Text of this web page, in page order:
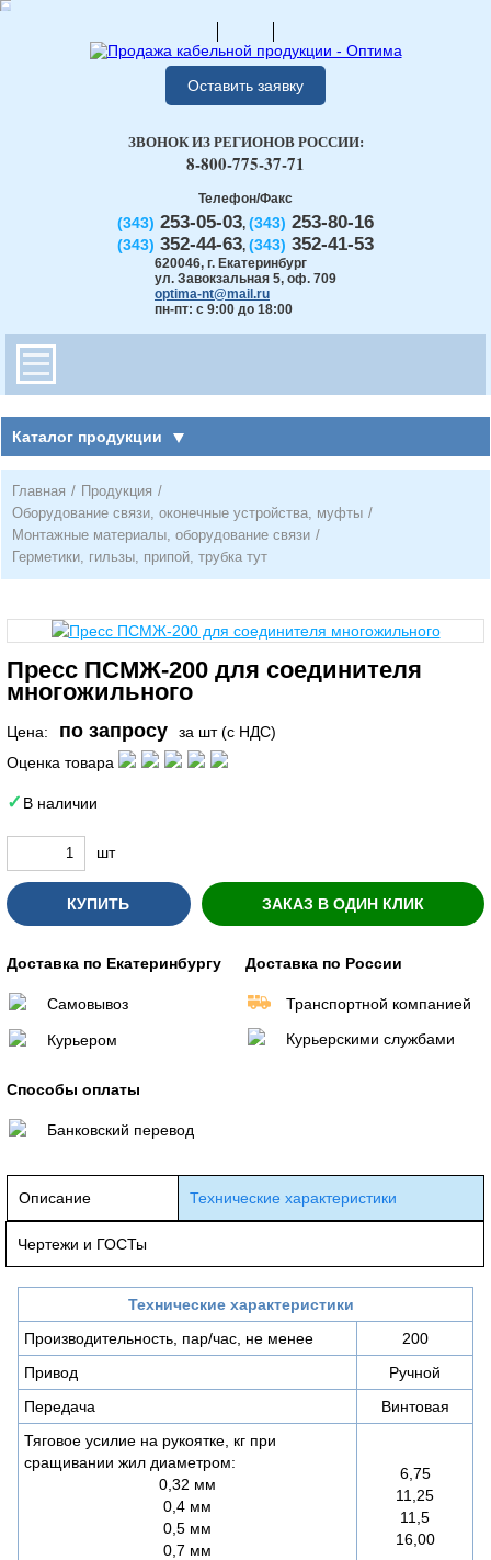
Оставить заявку
Телефон/Факс
(343) 253-05-03, (343) 253-80-16
(343) 352-44-63, (343) 352-41-53
620046, г. Екатеринбург
ул. Завокзальная 5, оф. 709
optima-nt@mail.ru
пн-пт: с 9:00 до 18:00
ЗВОНОК ИЗ РЕГИОНОВ РОССИИ:
8-800-775-37-71
Каталог продукции
Главная / Продукция /
Оборудование связи, оконечные устройства, муфты /
Монтажные материалы, оборудование связи /
Герметики, гильзы, припой, трубка тут
Пресс ПСМЖ-200 для соединителя
многожильного
Цена: по запросу
за шт (с НДС)
Оценка товара
В наличии
шт
КУПИТЬ ЗАКАЗ В ОДИН КЛИК
Доставка по Екатеринбургу
Самовывоз
Курьером
Доставка по России
Транспортной компанией
Курьерскими службами
Способы оплаты
Банковский перевод
Описание Технические характеристики
Чертежи и ГОСТы
Технические характеристики
Производительность, пар/час, не менее
200
Привод
Ручной
Передача
Винтовая
Тяговое усилие на рукоятке, кг при
сращивании жил диаметром:
0,32 мм
0,4 мм
0,5 мм
0,7 мм
6,75
11,25
11,5
16,00